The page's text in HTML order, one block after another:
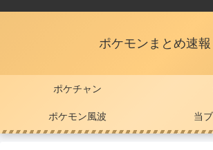
ポケモンまとめ速報
ポケチャン
ポケモン風波 当